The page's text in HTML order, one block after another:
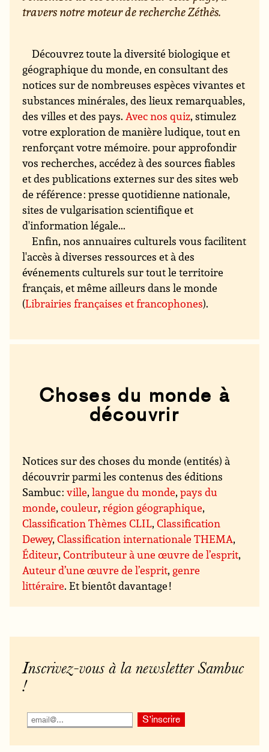
travers notre moteur de recherche Zéthès.
Découvrez toute la diversité biologique et
géographique du monde, en consultant des
notices sur de nombreuses espèces vivantes et
substances minérales, des lieux remarquables,
des villes et des pays.Avec nos quiz, stimulez
votre exploration de manière ludique, tout en
renforçant votre mémoire. pour approfondir
vos recherches, accédez à des sources fiables
et des publications externes sur des sites web
de référence : presse quotidienne nationale,
sites de vulgarisation scientifique et
d'information légale...
Enfin, nos annuaires culturels vous facilitent
l'accès à diverses ressources et à des
événements culturels sur tout le territoire
français, et même ailleurs dans le monde
(Librairies françaises et francophones).
Choses du monde à
découvrir
Notices sur des choses du monde (entités) à
découvrir parmi les contenus des éditions
Sambuc :ville,langue du monde,pays du
monde,couleur,région géographique,
Classification Thèmes CLIL,Classification
Dewey,Classification internationale THEMA,
Éditeur,Contributeur à une œuvre de l’esprit,
Auteur d’une œuvre de l’esprit, genre
littéraire. Et bientôt davantage !
Inscrivez-vous à la newsletter Sambuc
!